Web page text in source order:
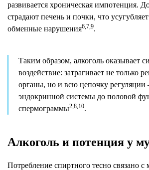
развивается хроническая импотенция.
страдают печень и почки, что
обменные нарушения6,7,9.
Таким образом, алкоголь оказывает
воздействие: затрагивает не только
органы, но и всю цепочку регуляции
эндокринной системы до половой
спермограммы2,8,10.
Алкоголь и потенция у
Потребление спиртного тесно связано